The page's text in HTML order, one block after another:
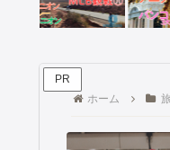
PR
ホーム